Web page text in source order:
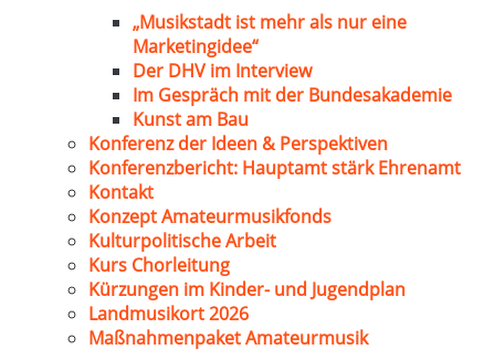
„Musikstadt ist mehr als nur eine
Marketingidee“
Der DHV im Interview
Im Gespräch mit der Bundesakademie
Kunst am Bau
Konferenz der Ideen & Perspektiven
Konferenzbericht: Hauptamt stärk Ehrenamt
Kontakt
Konzept Amateurmusikfonds
Kulturpolitische Arbeit
Kurs Chorleitung
Kürzungen im Kinder- und Jugendplan
Landmusikort 2026
Maßnahmenpaket Amateurmusik